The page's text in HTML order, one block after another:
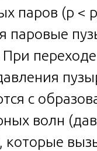
паров (p <
паровые
с
волн
которые